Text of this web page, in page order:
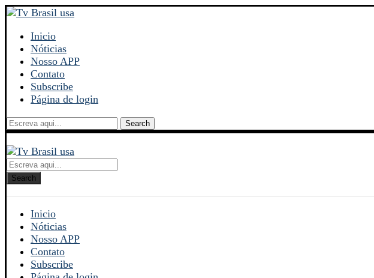
Inicio
Nóticias
Nosso APP
Contato
Subscribe
Página de login
Search
Search
Inicio
Nóticias
Nosso APP
Contato
Subscribe